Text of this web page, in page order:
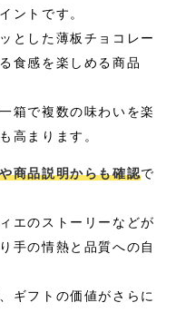
ントです。
とした薄板チョコレー
食感を楽しめる商品
箱で複数の味わいを楽
高まります。
商品説明からも確認で
エのストーリーなどが
手の情熱と品質への自
ギフトの価値がさらに